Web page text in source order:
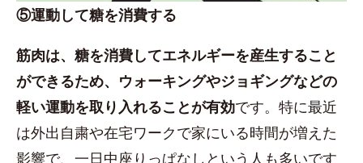
⑤運動して糖を消費する
筋肉は、糖を消費してエネルギーを産生すること
ができるため、ウォーキングやジョギングなどの
軽い運動を取り入れることが有効です。特に最近
は外出自粛や在宅ワークで家にいる時間が増えた
影響で、一日中座りっぱなしという人も多いです